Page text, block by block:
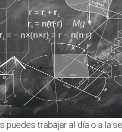
puedes trabajar al día o a la